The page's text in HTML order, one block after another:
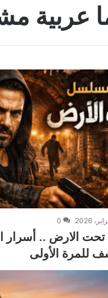
عربية
0
الارض .. أسرار
للمرة الأولى